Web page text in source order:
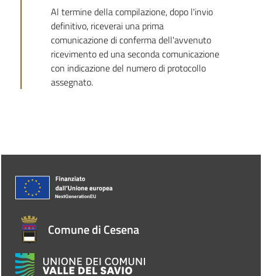
Al termine della compilazione, dopo l'invio
definitivo, riceverai una prima
comunicazione di conferma dell'avvenuto
ricevimento ed una seconda comunicazione
con indicazione del numero di protocollo
assegnato.
Comune di Cesena